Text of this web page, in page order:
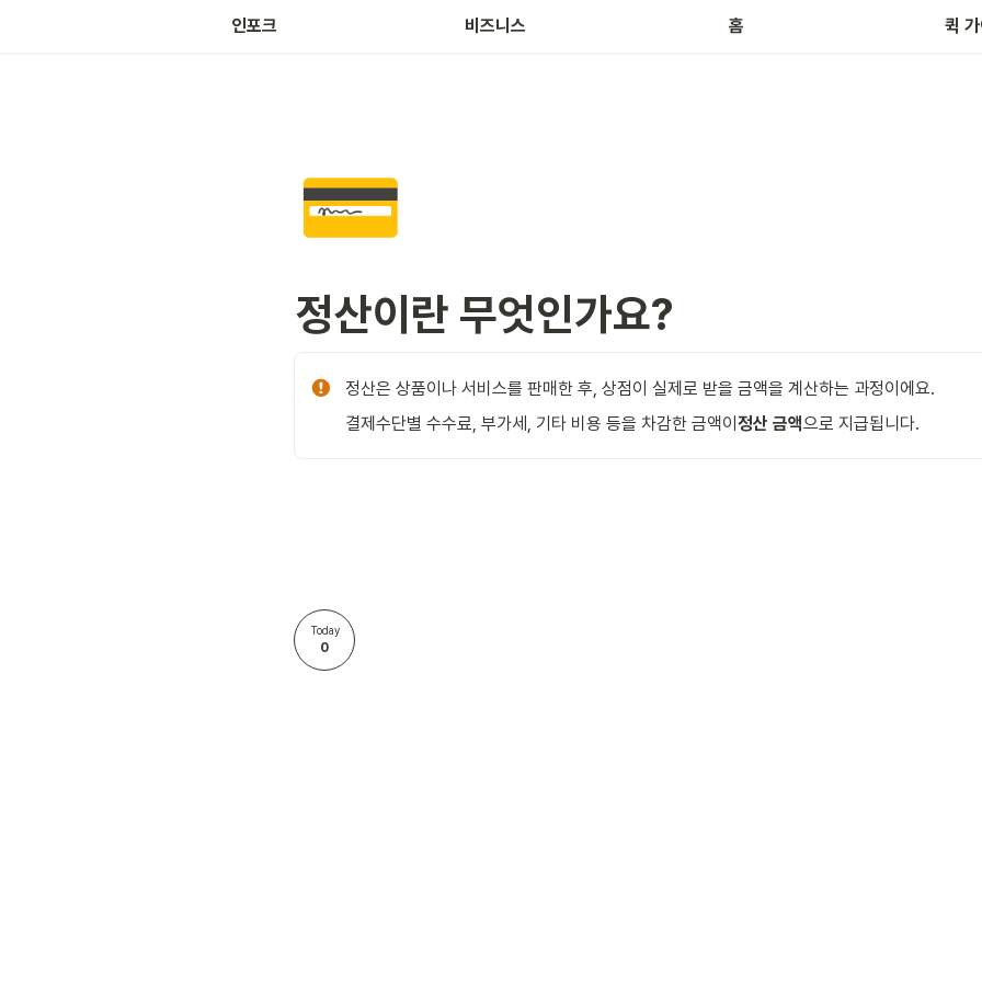
인포크 비즈니스 홈 퀵
마켓 브
💳
정산이란 무엇인가요?
정산은 상품이나 서비스를 판매한 후, 상점이 실제로 받을 금액을 계산하는 과정이에요.
결제수단별 수수료, 부가세, 기타 비용 등을 차감한 금액이 정산 금액으로 지급됩니다.
Today
0